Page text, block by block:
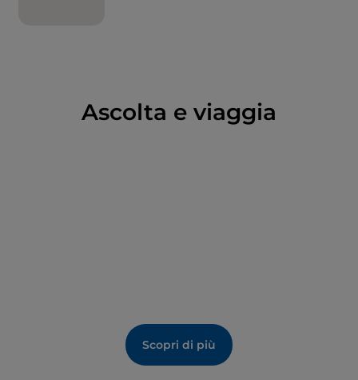
Ascolta e viaggia
Scopri di più